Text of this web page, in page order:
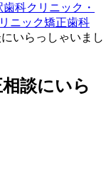
科クリニック・
ニック矯正歯科
いらっしゃいまし
談にいら